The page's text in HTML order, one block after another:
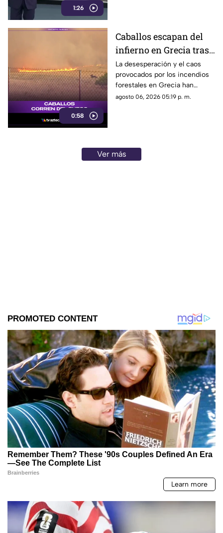
1:26
0:58
Caballos escapan del
infierno en Grecia tras
cuatro días de
incendios
descontrolados
La desesperación y el caos
provocados por los incendios
forestales en Grecia han
dejado imágenes
agosto 06, 2026 05:19 p. m.
Ver más